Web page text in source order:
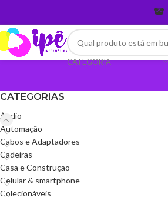
CATEGORIA
CATEGORIAS
Áudio
Automação
Cabos e Adaptadores
Cadeiras
Casa e Construçao
Celular & smartphone
Colecionáveis